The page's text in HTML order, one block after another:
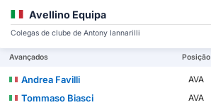
Avellino Equipa
Colegas de clube de Antony Iannarilli
Avançados Posição
Andrea Favilli AVA
Tommaso Biasci
AVA